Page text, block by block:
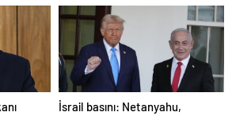
İsrail basını: Netanyahu,